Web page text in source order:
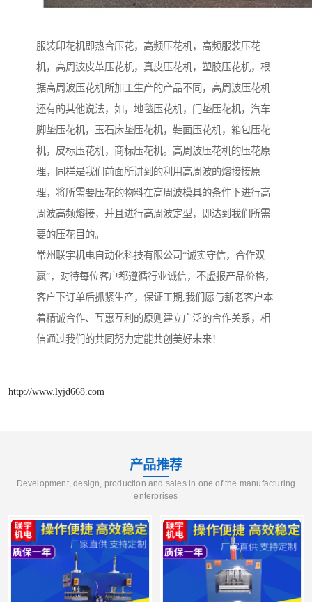
服装印花机即热合压花，高频压花机，高频服装压花
机，高周波皮革压花机，真皮压花机，塑胶压花机，根
据高周波压花机所加工生产的产品不同，高周波压花机
还有的其他说法，如，地毯压花机，门垫压花机，汽车
脚垫压花机，玉石床垫压花机，鞋面压花机，箱包压花
机，皮标压花机，商标压花机。高周波压花机的压花原
理，同样是我们前面所讲到的利用高周波的熔接接原
理，将所需要压花的物料在高周波模具的条件下进行高
周波高频熔接，并且进行高周波定型，即达到我们所需
要的压花目的。
常州联宇机电自动化科技有限公司“诚实守信，合作双
赢”，对待每位客户都遵循行业诚信，不虚报产品价格，
客户下订单后抓紧生产，保证工期,我们愿与新老客户本
着精诚合作、互惠互利的原则建立广泛的合作关系，相
信通过我们的共同努力定能共创美好未来！
http://www.lyjd668.com
产品推荐
Development, design, production and sales in one of the manufacturing
enterprises